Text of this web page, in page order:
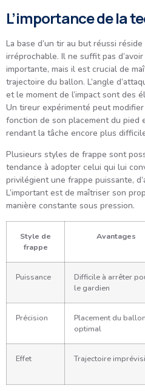
L’importance de la
La base d’un tir au but réussi
irréprochable. Il ne suffit pas
importante, mais il est crucial de
trajectoire du ballon. L’angle
et le moment de l’impact sont des
Un tireur expérimenté peut
fonction de son placement du pied
rendant la tâche encore plus
Plusieurs styles de frappe sont
tendance à adopter celui qui lui
privilégient une frappe puissante,
L’important est de maîtriser son
manière constante sous pression.
Style de
frappe
Avantages
Puissance
Difficile à arrêter
le gardien
Précision
Placement du ballon
optimal
Effet Trajectoire